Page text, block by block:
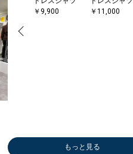
￥9,900
￥11,000
ドレスシャツ
ドレスシャツ
ドレスシャツ
ドレスシャツ
ドレスシャツ
スニーカー
もっと見る